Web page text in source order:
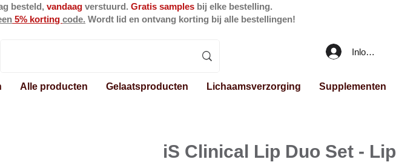
besteld,vandaag verstuurd.Gratis samples bij elke bestelling.
5% kortingcode. Wordt lid en ontvang korting bij alle bestellingen!
Inloggen
Alle producten Gelaatsproducten Lichaamsverzorging Supplementen
iS Clinical Lip Duo Set - Lip